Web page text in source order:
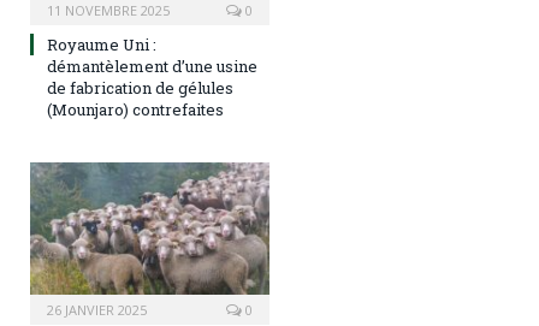
11 NOVEMBRE 2025 0
Royaume Uni :
démantèlement d’une usine
de fabrication de gélules
(Mounjaro) contrefaites
26 JANVIER 2025 0